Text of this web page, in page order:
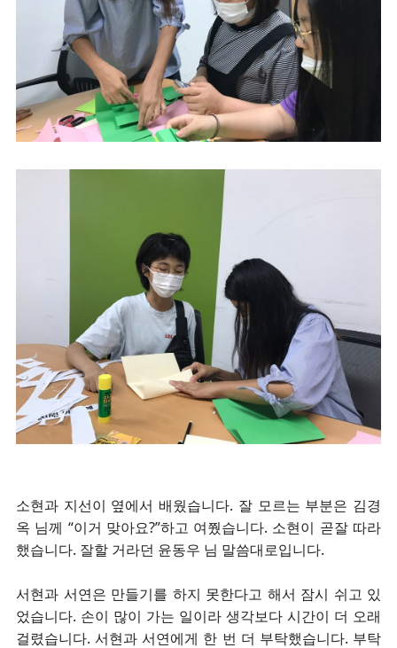
소현과 지선이 옆에서 배웠습니다. 잘 모르는 부분은 김경
옥 님께 “이거 맞아요?”하고 여쭸습니다. 소현이 곧잘 따라
했습니다. 잘할 거라던 윤동우 님 말씀대로입니다.
서현과 서연은 만들기를 하지 못한다고 해서 잠시 쉬고 있
었습니다. 손이 많이 가는 일이라 생각보다 시간이 더 오래
걸렸습니다. 서현과 서연에게 한 번 더 부탁했습니다. 부탁